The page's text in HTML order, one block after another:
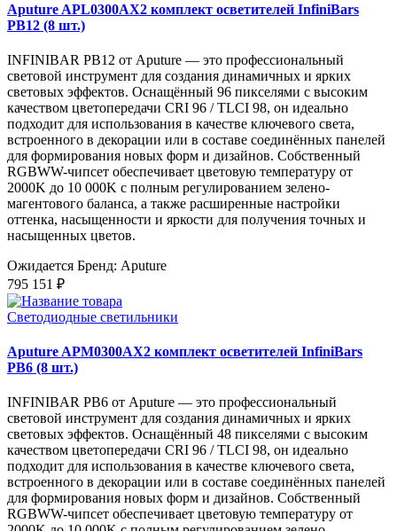
Aputure APL0300AX2 комплект осветителей InfiniBars
PB12 (8 шт.)
INFINIBAR PB12 от Aputure — это профессиональный
световой инструмент для создания динамичных и ярких
световых эффектов. Оснащённый 96 пикселями с высоким
качеством цветопередачи CRI 96 / TLCI 98, он идеально
подходит для использования в качестве ключевого света,
встроенного в декорации или в составе соединённых панелей
для формирования новых форм и дизайнов. Собственный
RGBWW-чипсет обеспечивает цветовую температуру от
2000K до 10 000K с полным регулированием зелено-
магентового баланса, а также расширенные настройки
оттенка, насыщенности и яркости для получения точных и
насыщенных цветов.
Ожидается Бренд: Aputure
795 151 ₽
Светодиодные светильники
Aputure APM0300AX2 комплект осветителей InfiniBars
PB6 (8 шт.)
INFINIBAR PB6 от Aputure — это профессиональный
световой инструмент для создания динамичных и ярких
световых эффектов. Оснащённый 48 пикселями с высоким
качеством цветопередачи CRI 96 / TLCI 98, он идеально
подходит для использования в качестве ключевого света,
встроенного в декорации или в составе соединённых панелей
для формирования новых форм и дизайнов. Собственный
RGBWW-чипсет обеспечивает цветовую температуру от